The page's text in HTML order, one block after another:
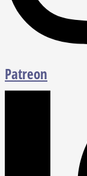
Patreon